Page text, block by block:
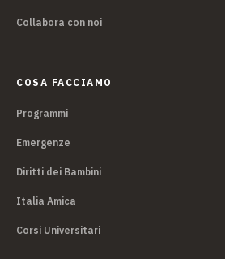
Collabora con noi
COSA FACCIAMO
Programmi
Emergenze
Diritti dei Bambini
Italia Amica
Corsi Universitari